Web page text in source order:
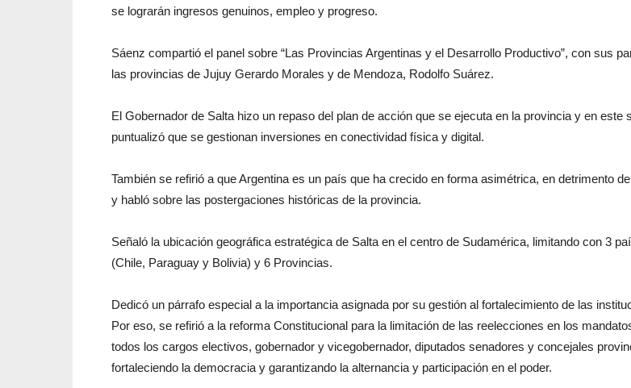
se lograrán ingresos genuinos, empleo y progreso.
Sáenz compartió el panel sobre “Las Provincias Argentinas y el Desarrollo Productivo”, con sus
las provincias de Jujuy Gerardo Morales y de Mendoza, Rodolfo Suárez.
El Gobernador de Salta hizo un repaso del plan de acción que se ejecuta en la provincia y en este
puntualizó que se gestionan inversiones en conectividad física y digital.
También se refirió a que Argentina es un país que ha crecido en forma asimétrica, en detrimento
y habló sobre las postergaciones históricas de la provincia.
Señaló la ubicación geográfica estratégica de Salta en el centro de Sudamérica, limitando con 3
(Chile, Paraguay y Bolivia) y 6 Provincias.
Dedicó un párrafo especial a la importancia asignada por su gestión al fortalecimiento de las
Por eso, se refirió a la reforma Constitucional para la limitación de las reelecciones en los
todos los cargos electivos, gobernador y vicegobernador, diputados senadores y concejales
fortaleciendo la democracia y garantizando la alternancia y participación en el poder.